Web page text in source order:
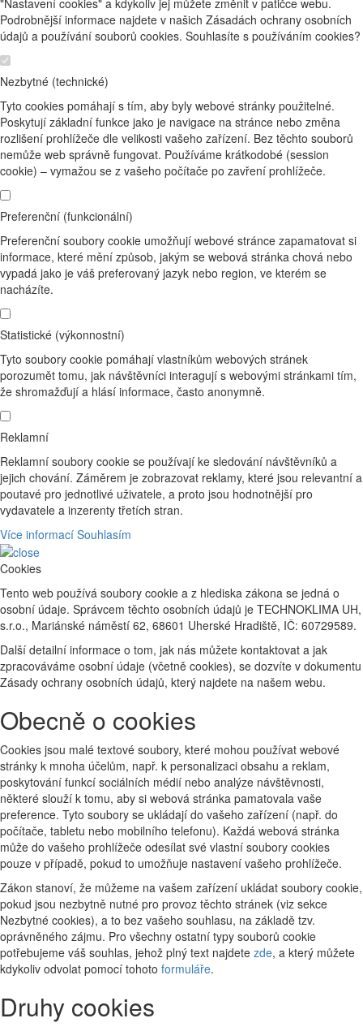
Podrobnější informace najdete v našich Zásadách ochrany osobních
údajů a používání souborů cookies. Souhlasíte s používáním cookies?
Nezbytné (technické)
Tyto cookies pomáhají s tím, aby byly webové stránky použitelné.
Poskytují základní funkce jako je navigace na stránce nebo změna
rozlišení prohlížeče dle velikosti vašeho zařízení. Bez těchto souborů
nemůže web správně fungovat. Používáme krátkodobé (session
cookie) – vymažou se z vašeho počítače po zavření prohlížeče.
Preferenční (funkcionální)
Preferenční soubory cookie umožňují webové stránce zapamatovat si
informace, které mění způsob, jakým se webová stránka chová nebo
vypadá jako je váš preferovaný jazyk nebo region, ve kterém se
nacházíte.
Statistické (výkonnostní)
Tyto soubory cookie pomáhají vlastníkům webových stránek
porozumět tomu, jak návštěvníci interagují s webovými stránkami tím,
že shromažďují a hlásí informace, často anonymně.
Reklamní
Reklamní soubory cookie se používají ke sledování návštěvníků a
jejich chování. Záměrem je zobrazovat reklamy, které jsou relevantní a
poutavé pro jednotlivé uživatele, a proto jsou hodnotnější pro
vydavatele a inzerenty třetích stran.
Více informací Souhlasím
Cookies
Tento web používá soubory cookie a z hlediska zákona se jedná o
osobní údaje. Správcem těchto osobních údajů je TECHNOKLIMA UH,
s.r.o., Mariánské náměstí 62, 68601 Uherské Hradiště, IČ: 60729589.
Další detailní informace o tom, jak nás můžete kontaktovat a jak
zpracováváme osobní údaje (včetně cookies), se dozvíte v dokumentu
Zásady ochrany osobních údajů, který najdete na našem webu.
Obecně o cookies
Cookies jsou malé textové soubory, které mohou používat webové
stránky k mnoha účelům, např. k personalizaci obsahu a reklam,
poskytování funkcí sociálních médií nebo analýze návštěvnosti,
některé slouží k tomu, aby si webová stránka pamatovala vaše
preference. Tyto soubory se ukládají do vašeho zařízení (např. do
počítače, tabletu nebo mobilního telefonu). Každá webová stránka
může do vašeho prohlížeče odesílat své vlastní soubory cookies
pouze v případě, pokud to umožňuje nastavení vašeho prohlížeče.
Zákon stanoví, že můžeme na vašem zařízení ukládat soubory cookie,
pokud jsou nezbytně nutné pro provoz těchto stránek (viz sekce
Nezbytné cookies), a to bez vašeho souhlasu, na základě tzv.
oprávněného zájmu. Pro všechny ostatní typy souborů cookie
potřebujeme váš souhlas, jehož plný text najdete zde, a který můžete
kdykoliv odvolat pomocí tohoto formuláře.
Druhy cookies